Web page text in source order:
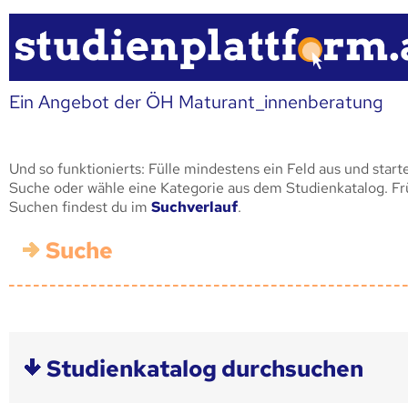
Ein Angebot der ÖH Maturant_innenberatung
Und so funktionierts: Fülle mindestens ein Feld aus und
Suche oder wähle eine Kategorie aus dem Studienkatalog.
Suchen findest du im Suchverlauf.
Suche
Studienkatalog durchsuchen